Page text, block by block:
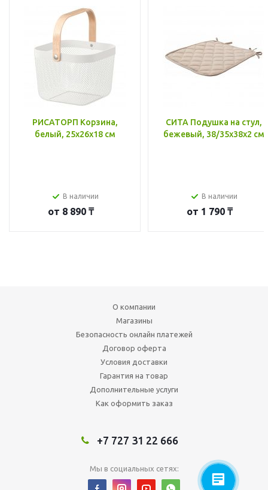
РИСАТОРП Корзина,
белый, 25x26x18 см
В наличии
от 8 890 ₸
СИТА Подушка на стул,
бежевый, 38/35x38x2 см
В наличии
от 1 790 ₸
О компании
Магазины
Безопасность онлайн платежей
Договор оферта
Условия доставки
Гарантия на товар
Дополнительные услуги
Как оформить заказ
+7 727 31 22 666
Мы в социальных сетях: